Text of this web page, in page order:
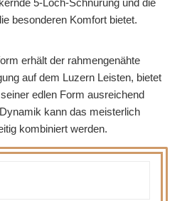
5-Loch-Schnürung und die
besonderen Komfort bietet.
erhält der rahmengenähte
auf dem Luzern Leisten, bietet
edlen Form ausreichend
kann das meisterlich
kombiniert werden.